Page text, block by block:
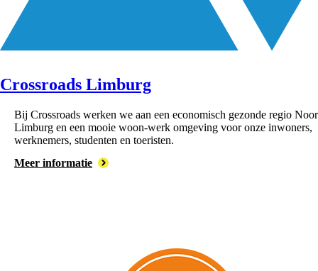
Crossroads Limburg
Bij Crossroads werken we aan een economisch gezonde regio
Limburg en een mooie woon-werk omgeving voor onze inwoners,
werknemers, studenten en toeristen.
Meer informatie